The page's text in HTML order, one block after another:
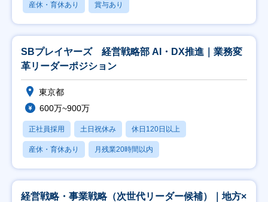
産休・育休あり 賞与あり
SBプレイヤーズ 経営戦略部 AI・DX推進｜業務変
革リーダーポジション
東京都
600万~900万
正社員採用 土日祝休み 休日120日以上
産休・育休あり 月残業20時間以内
経営戦略・事業戦略（次世代リーダー候補）｜地方×